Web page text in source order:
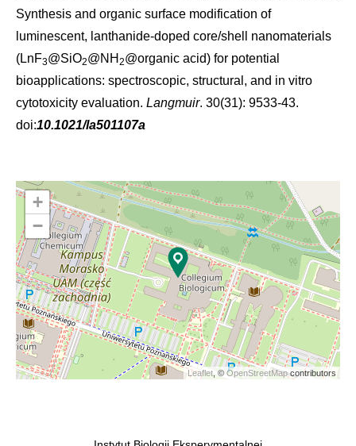
Synthesis and organic surface modification of
luminescent, lanthanide-doped core/shell nanomaterials
(LnF3@SiO2@NH 2@organic acid) for potential
bioapplications: spectroscopic, structural, and in vitro
cytotoxicity evaluation. Langmuir. 30(31): 9533-43.
doi:10.1021/la501107a
+
−
Leaflet, ©OpenStreetMapcontributors